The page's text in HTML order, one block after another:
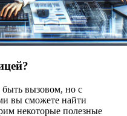
вызовом, но с
вы сможете найти
некоторые полезные